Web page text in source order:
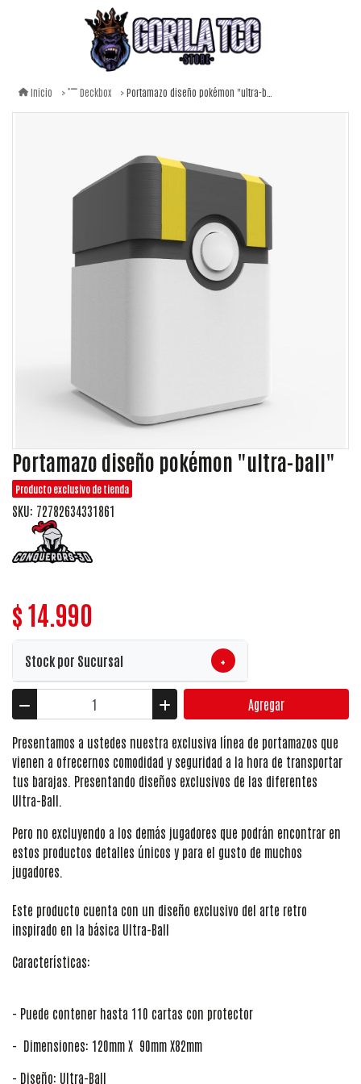
Inicio Deckbox Portamazo diseño pokémon "ultra-ball"
Portamazo diseño pokémon "ultra-ball"
Producto exclusivo de tienda
SKU: 72782634331861
$ 14.990
Stock por Sucursal +
Agregar
Presentamos a ustedes nuestra exclusiva línea de portamazos que
vienen a ofrecernos comodidad y seguridad a la hora de transportar
tus barajas. Presentando diseños exclusivos de las diferentes
Ultra-Ball.
Pero no excluyendo a los demás jugadores que podrán encontrar en
estos productos detalles únicos y para el gusto de muchos
jugadores.
Este producto cuenta con un diseño exclusivo del arte retro
inspirado en la básica Ultra-Ball
Características:
- Puede contener hasta 110 cartas con protector
- Dimensiones: 120mm X 90mm X82mm
- Diseño: Ultra-Ball